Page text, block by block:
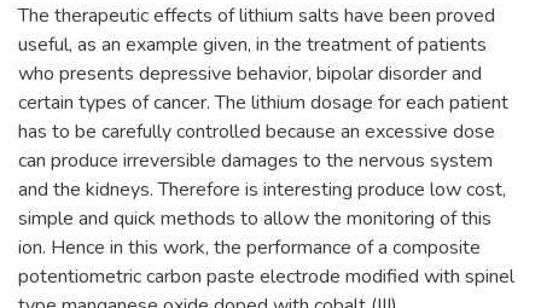
The therapeutic effects of lithium salts have been proved
useful, as an example given, in the treatment of patients
who presents depressive behavior, bipolar disorder and
certain types of cancer. The lithium dosage for each patient
has to be carefully controlled because an excessive dose
can produce irreversible damages to the nervous system
and the kidneys. Therefore is interesting produce low cost,
simple and quick methods to allow the monitoring of this
ion. Hence in this work, the performance of a composite
potentiometric carbon paste electrode modified with spinel